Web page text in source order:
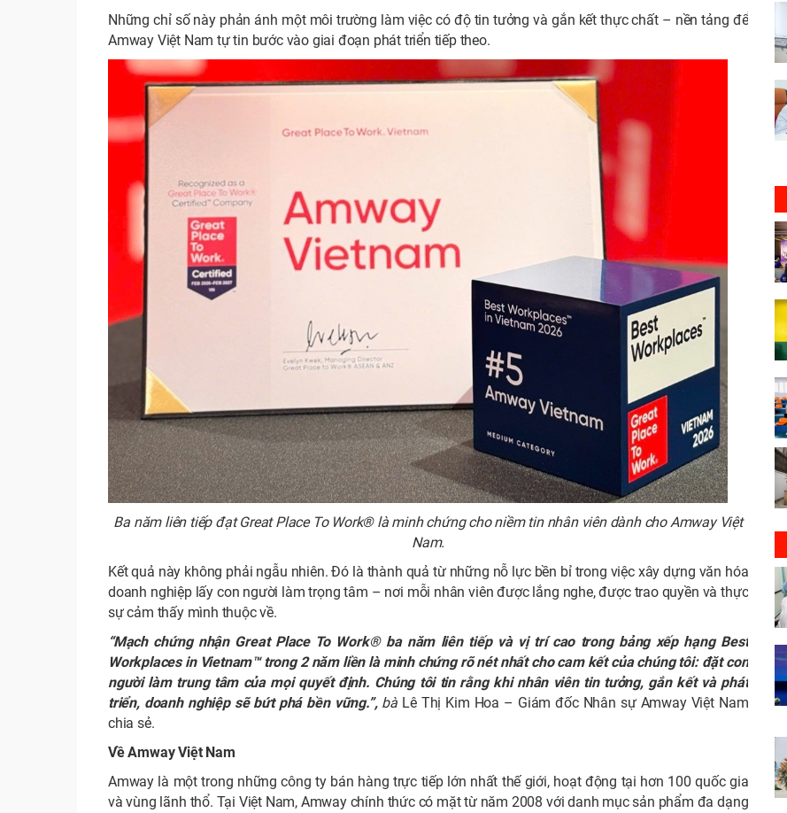
Những chỉ số này phản ánh một môi trường làm việc có độ tin tưởng và gắn kết thực chất – nền tảng để
Amway Việt Nam tự tin bước vào giai đoạn phát triển tiếp theo.
Ba năm liên tiếp đạt Great Place To Work® là minh chứng cho niềm tin nhân viên dành cho Amway Việt
Nam.
Kết quả này không phải ngẫu nhiên. Đó là thành quả từ những nỗ lực bền bỉ trong việc xây dựng văn hóa
doanh nghiệp lấy con người làm trọng tâm – nơi mỗi nhân viên được lắng nghe, được trao quyền và thực
sự cảm thấy mình thuộc về.
“Mạch chứng nhận Great Place To Work® ba năm liên tiếp và vị trí cao trong bảng xếp hạng Best
Workplaces in Vietnam™ trong 2 năm liền là minh chứng rõ nét nhất cho cam kết của chúng tôi: đặt con
người làm trung tâm của mọi quyết định. Chúng tôi tin rằng khi nhân viên tin tưởng, gắn kết và phát
triển, doanh nghiệp sẽ bứt phá bền vững.”,bà Lê Thị Kim Hoa – Giám đốc Nhân sự Amway Việt Nam
chia sẻ.
Về Amway Việt Nam
Amway là một trong những công ty bán hàng trực tiếp lớn nhất thế giới, hoạt động tại hơn 100 quốc gia
và vùng lãnh thổ. Tại Việt Nam, Amway chính thức có mặt từ năm 2008 với danh mục sản phẩm đa dạng